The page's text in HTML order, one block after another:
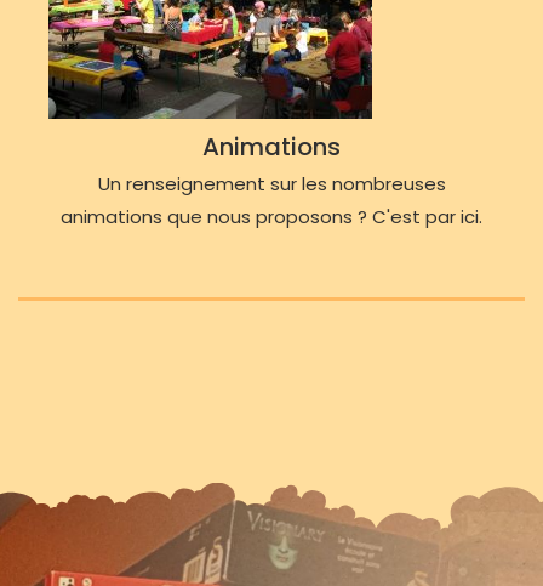
Animations
Un renseignement sur les nombreuses
animations que nous proposons ? C'est par ici.